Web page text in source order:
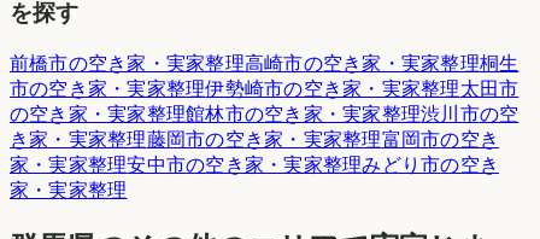
を探す
前橋市の空き家・実家整理高崎市の空き家・実家整理桐生
市の空き家・実家整理伊勢崎市の空き家・実家整理太田市
の空き家・実家整理館林市の空き家・実家整理渋川市の空
き家・実家整理藤岡市の空き家・実家整理富岡市の空き
家・実家整理安中市の空き家・実家整理みどり市の空き
家・実家整理